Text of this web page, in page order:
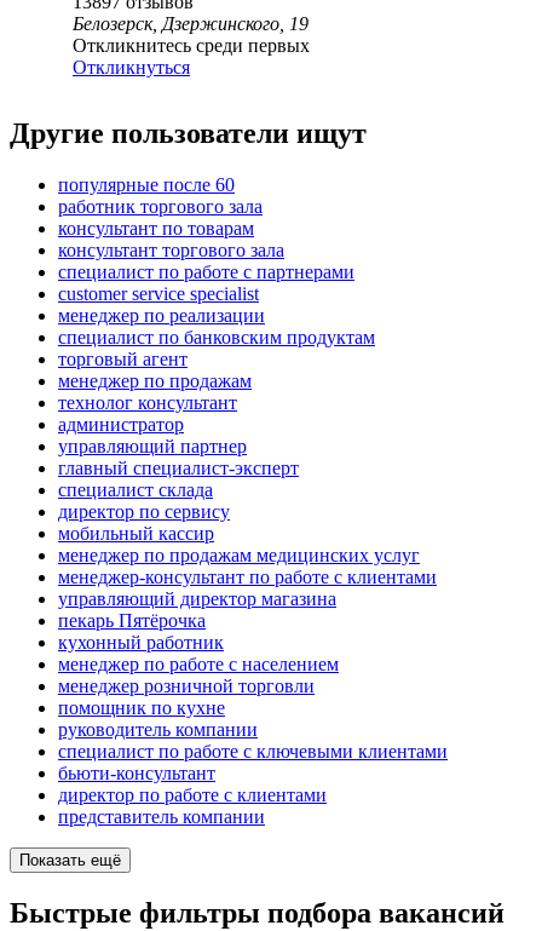
Белозерск, Дзержинского, 19
Откликнитесь среди первых
Откликнуться
Другие пользователи ищут
популярные после 60
работник торгового зала
консультант по товарам
консультант торгового зала
специалист по работе с партнерами
customer service specialist
менеджер по реализации
специалист по банковским продуктам
торговый агент
менеджер по продажам
технолог консультант
администратор
управляющий партнер
главный специалист-эксперт
специалист склада
директор по сервису
мобильный кассир
менеджер по продажам медицинских услуг
менеджер-консультант по работе с клиентами
управляющий директор магазина
пекарь Пятёрочка
кухонный работник
менеджер по работе с населением
менеджер розничной торговли
помощник по кухне
руководитель компании
специалист по работе с ключевыми клиентами
бьюти-консультант
директор по работе с клиентами
представитель компании
Показать ещё
Быстрые фильтры подбора вакансий